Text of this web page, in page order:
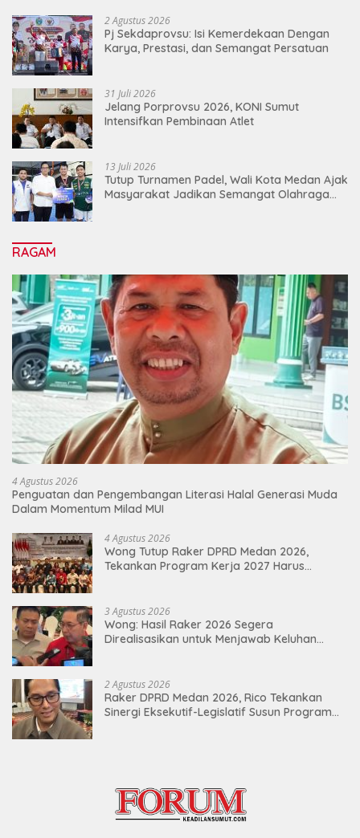
2 Agustus 2026
Pj Sekdaprovsu: Isi Kemerdekaan Dengan
Karya, Prestasi, dan Semangat Persatuan
31 Juli 2026
Jelang Porprovsu 2026, KONI Sumut
Intensifkan Pembinaan Atlet
13 Juli 2026
Tutup Turnamen Padel, Wali Kota Medan Ajak
Masyarakat Jadikan Semangat Olahraga
RAGAM
4 Agustus 2026
Penguatan dan Pengembangan Literasi Halal Generasi Muda
Dalam Momentum Milad MUI
4 Agustus 2026
Wong Tutup Raker DPRD Medan 2026,
Tekankan Program Kerja 2027 Harus
3 Agustus 2026
Wong: Hasil Raker 2026 Segera
Direalisasikan untuk Menjawab Keluhan
2 Agustus 2026
Raker DPRD Medan 2026, Rico Tekankan
Sinergi Eksekutif-Legislatif Susun Program